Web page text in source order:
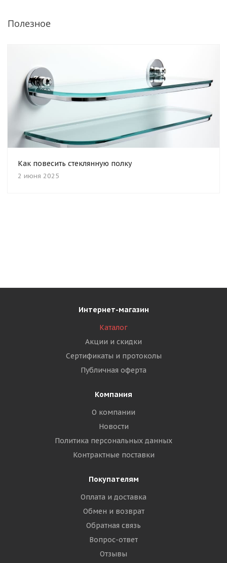
Полезное
Как повесить стеклянную полку
2 июня 2025
Интернет-магазин
Каталог
Акции и скидки
Сертификаты и протоколы
Публичная оферта
Компания
О компании
Новости
Политика персональных данных
Контрактные поставки
Покупателям
Оплата и доставка
Обмен и возврат
Обратная связь
Вопрос-ответ
Отзывы